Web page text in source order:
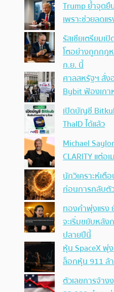
Trump ย้ำจุดยื
เพราะช่วยลด
รัสเซียเตรียมเ
โตอย่างถูกกฎ
ก.ย. นี้
ศาลสหรัฐฯ สั่
Bybit ฟ้องเกา
เปิดบัญชี
ThaID ได้แล้ว
Michael
CLARITY แต่อ
นักวิเคราะห์เ
ก่อนการกลับตั
ทองคำพุ่งแรง
จะเริ่มขยับหลั
ปลายปีนี้
หุ้น SpaceX พุ่
ล็อกหุ้น 911 ล้
ตัวเลขการจ้า